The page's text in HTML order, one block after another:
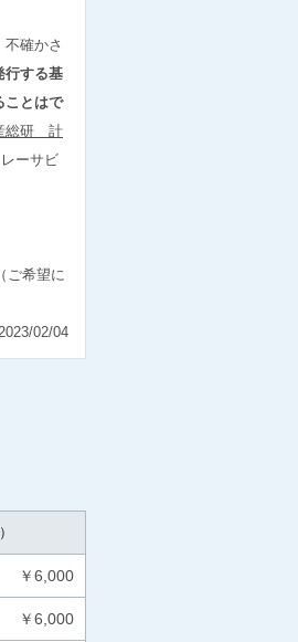
確かさ
行する基
ことはで
総研 計
レーサビ
ご希望に
02/04
￥6,000
￥6,000